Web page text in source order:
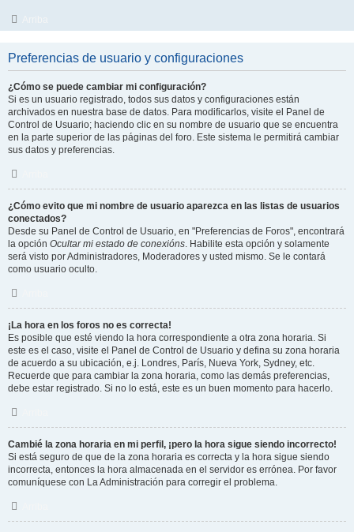
Preferencias de usuario y configuraciones
¿Cómo se puede cambiar mi configuración?
Si es un usuario registrado, todos sus datos y configuraciones están
archivados en nuestra base de datos. Para modificarlos, visite el Panel de
Control de Usuario; haciendo clic en su nombre de usuario que se encuentra
en la parte superior de las páginas del foro. Este sistema le permitirá cambiar
sus datos y preferencias.
¿Cómo evito que mi nombre de usuario aparezca en las listas de usuarios
conectados?
Desde su Panel de Control de Usuario, en "Preferencias de Foros", encontrará
la opción Ocultar mi estado de conexións. Habilite esta opción y solamente
será visto por Administradores, Moderadores y usted mismo. Se le contará
como usuario oculto.
¡La hora en los foros no es correcta!
Es posible que esté viendo la hora correspondiente a otra zona horaria. Si
este es el caso, visite el Panel de Control de Usuario y defina su zona horaria
de acuerdo a su ubicación, e.j. Londres, París, Nueva York, Sydney, etc.
Recuerde que para cambiar la zona horaria, como las demás preferencias,
debe estar registrado. Si no lo está, este es un buen momento para hacerlo.
Cambié la zona horaria en mi perfil, ¡pero la hora sigue siendo incorrecto!
Si está seguro de que de la zona horaria es correcta y la hora sigue siendo
incorrecta, entonces la hora almacenada en el servidor es errónea. Por favor
comuníquese con La Administración para corregir el problema.